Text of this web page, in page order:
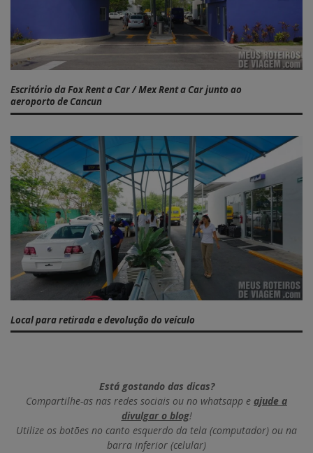
Escritório da Fox Rent a Car / Mex Rent a Car junto ao
aeroporto de Cancun
Local para retirada e devolução do veículo
Está gostando das dicas?
Compartilhe-as nas redes sociais ou no whatsapp e ajude a
divulgar o blog!
Utilize os botões no canto esquerdo da tela (computador) ou na
barra inferior (celular)